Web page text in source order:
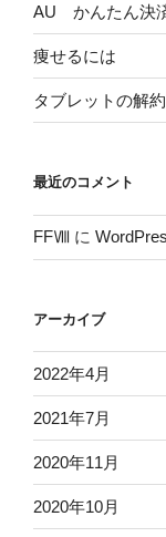
AU かんたん決
痩せるには
タブレットの解約
最近のコメント
FFⅧ に
アーカイブ
2022年4月
2021年7月
2020年11月
2020年10月